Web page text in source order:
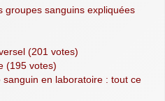
groupes sanguins expliquées
(201 votes)
(195 votes)
sanguin en laboratoire : tout ce